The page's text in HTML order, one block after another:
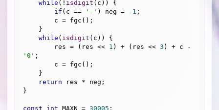
while (! isdigit (c)) {
if (c == '-' ) neg = -1 ;
while ( isdigit (c)) {
        res = (res <<
1 ) + (res << 3
'0' ;
return res * neg;
}
const int MAXN = 30005 ;